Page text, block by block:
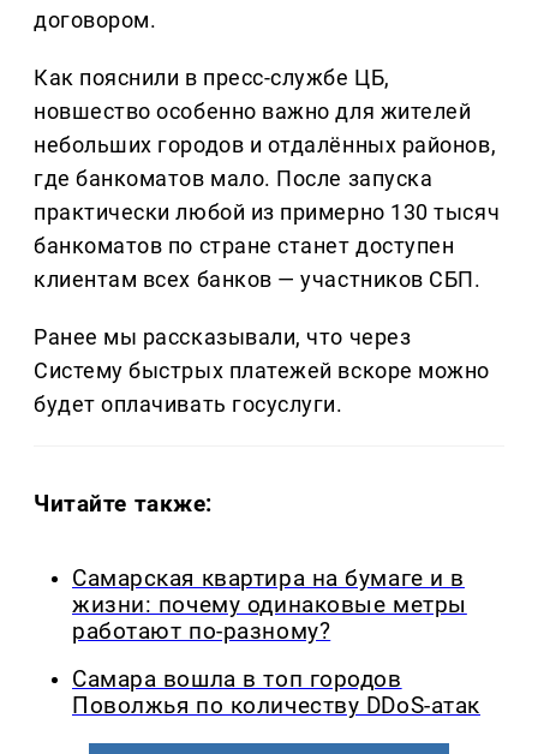
договором.
Как пояснили в пресс-службе ЦБ,
новшество особенно важно для жителей
небольших городов и отдалённых районов,
где банкоматов мало. После запуска
практически любой из примерно 130 тысяч
банкоматов по стране станет доступен
клиентам всех банков — участников СБП.
Ранее мы рассказывали, что через
Систему быстрых платежей вскоре можно
будет оплачивать госуслуги.
Читайте также:
Самарская квартира на бумаге и в
жизни: почему одинаковые метры
работают по-разному?
Самара вошла в топ городов
Поволжья по количеству DDoS-атак